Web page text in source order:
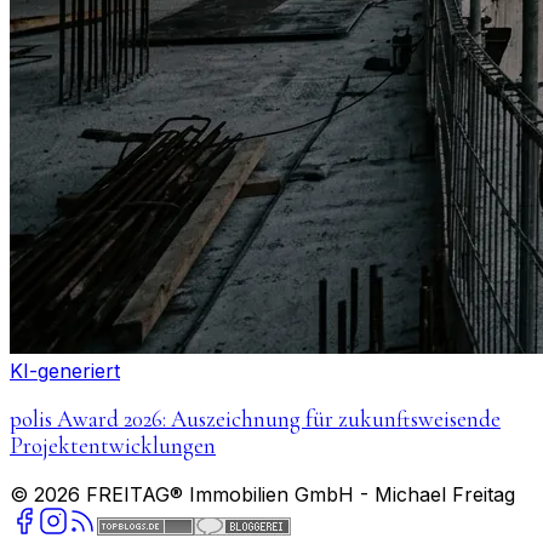
KI-generiert
polis Award 2026: Auszeichnung für zukunftsweisende
Projektentwicklungen
© 2026 FREITAG® Immobilien GmbH - Michael Freitag